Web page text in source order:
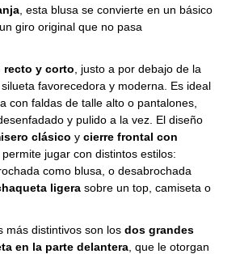
, esta blusa se convierte en un básico
giro original que no pasa
recto y corto , justo a por debajo de la
favorecedora y moderna. Es ideal
con faldas de talle alto o pantalones,
y pulido a la vez. El diseño
clásico y cierre frontal con
permite jugar con distintos estilos:
como blusa, o desabrochada
ligera sobre un top, camiseta o
más distintivos son los dos grandes
en la parte delantera , que le otorgan